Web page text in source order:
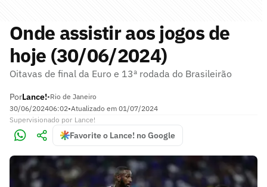
Onde assistir aos jogos de
hoje (30/06/2024)
Oitavas de final da Euro e 13ª rodada do Brasileirão
PorLance!•Rio de Janeiro
30/06/202406:02•Atualizado em 01/07/2024
Supervisionado por Lance!
Favorite o Lance! no Google